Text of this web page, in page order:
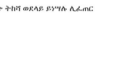
ወደላይ ይነሣሉ ሊፈጠር